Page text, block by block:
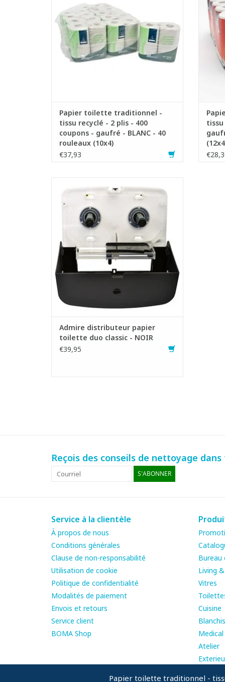
Papier toilette traditionnel -
AJOUTER AU PANIER
Papier toilette traditionnel -
tissu recyclé - 2 plis - 400
coupons - gaufré - BLANC - 40
rouleaux (10x4)
€37,93
tissu
en plastique ABS de haute qualité
- Convient pour 2 rouleaux de papier
hygiénique traditionnel
- Pas de gaspillage et toujours en stock
- Remplissage rapide et facile
- Le dos transparent permet souvent de
réuti
AJOUTER AU PANIER
Admire distributeur papier
toilette duo classic - NOIR
€39,95
Reçois des conseils de nettoyage
S'ABONNER
Service à la clientèle
À propos de nous
Conditions générales
Clause de non-responsabilité
Utilisation de cookie
Politique de confidentialité
Modalités de paiement
Envois et retours
Service client
BOMA Shop
Bureau
Living
Vitres
Cuisine
Medical
Atelier